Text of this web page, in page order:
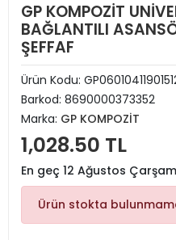
GP KOMPOZİT
BAĞLANTILI
ŞEFFAF
Ürün Kodu:
Barkod: 8690000373352
Marka: GP KOMPOZİT
1,028.50 TL
En geç 12 Ağustos
Ürün stokta